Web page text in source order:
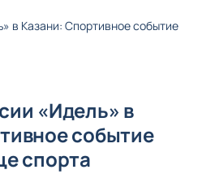
в Казани: Спортивное событие
«Идель» в
событие
спорта